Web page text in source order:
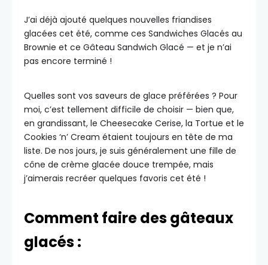
J’ai déjà ajouté quelques nouvelles friandises
glacées cet été, comme ces Sandwiches Glacés au
Brownie et ce Gâteau Sandwich Glacé — et je n’ai
pas encore terminé !
Quelles sont vos saveurs de glace préférées ? Pour
moi, c’est tellement difficile de choisir — bien que,
en grandissant, le Cheesecake Cerise, la Tortue et le
Cookies ‘n’ Cream étaient toujours en tête de ma
liste. De nos jours, je suis généralement une fille de
cône de crème glacée douce trempée, mais
j’aimerais recréer quelques favoris cet été !
Comment faire des gâteaux
glacés :